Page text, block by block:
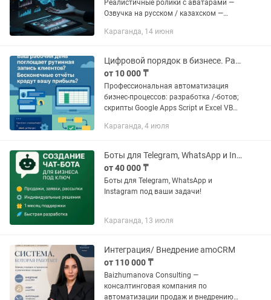
Реалистичные ролики с аватарами —
Озвучка на русском / казахском —
рекламы 🔹 Чат-боты для бизнеса —
заявок и...
Караганда, 14 июня
Цифровой порядок в бизнесе. Разработка tg и wp ботов, AI ассистенты.
от 10 000 ₸
Профессиональная автоматизация
бизнес-процессов: разработка /-ботов;
скрипты Google Apps Script и Excel VBA
отчетов и рассылок; обработка
Караганда, 4 июля
Боты для Telegram, WhatsApp и Instagram под ваши задачи!
от 40 000 ₸
Боты для Telegram, WhatsApp и
Instagram под ваши задачи!
Караганда, 13 июля
Интеграция/ Внедрение amoCRM
от 110 000 ₸
Baizhumanova Consulting —
консалтинговая компания по
автоматизации продаж и внедрению